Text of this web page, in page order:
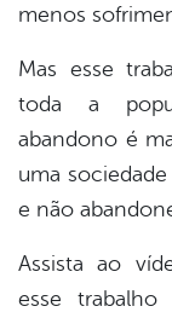
menos
Mas esse
toda a
abandono é
uma
e não
Assista ao
esse